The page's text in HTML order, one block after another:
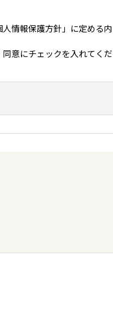
情報保護方針」に定める内
意にチェックを入れてくだ